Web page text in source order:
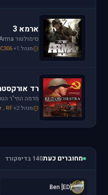
ארמא 3
מנהל:+1
רד
מנהל: , RF+2
מחוברים כעת140 בדיסקורד
[
[ED] Ben